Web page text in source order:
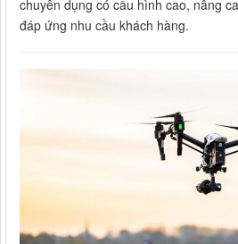
chuyên dụng có cấu hình cao, nâng
đáp ứng nhu cầu khách hàng.